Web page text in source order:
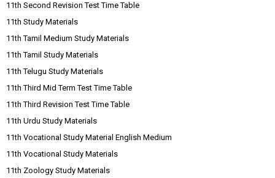
11th Second Revision Test Time Table
11th Study Materials
11th Tamil Medium Study Materials
11th Tamil Study Materials
11th Telugu Study Materials
11th Third Mid Term Test Time Table
11th Third Revision Test Time Table
11th Urdu Study Materials
11th Vocational Study Material English Medium
11th Vocational Study Materials
11th Zoology Study Materials